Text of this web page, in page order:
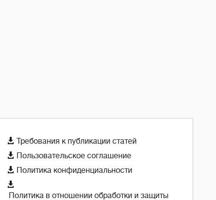
 Требования к публикации статей
 Пользовательское соглашение
 Политика конфиденциальности

Политика в отношении обработки и защиты